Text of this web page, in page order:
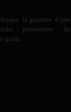
la garantie d’une
permanente de
garde.